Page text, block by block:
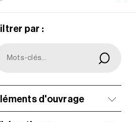
par :
d'ouvrage
à votre
les plus
besoins grâce aux